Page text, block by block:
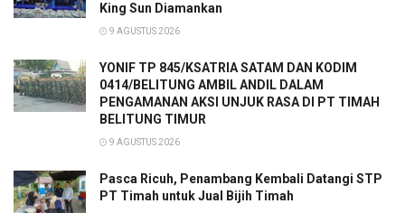
King Sun Diamankan
9 AGUSTUS 2026
YONIF TP 845/KSATRIA SATAM DAN KODIM
0414/BELITUNG AMBIL ANDIL DALAM
PENGAMANAN AKSI UNJUK RASA DI PT TIMAH
BELITUNG TIMUR
9 AGUSTUS 2026
Pasca Ricuh, Penambang Kembali Datangi STP
PT Timah untuk Jual Bijih Timah